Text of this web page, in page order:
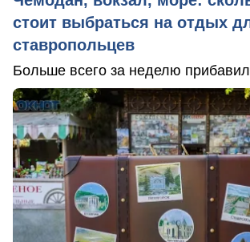
стоит выбраться на отдых
ставропольцев
Больше всего за неделю